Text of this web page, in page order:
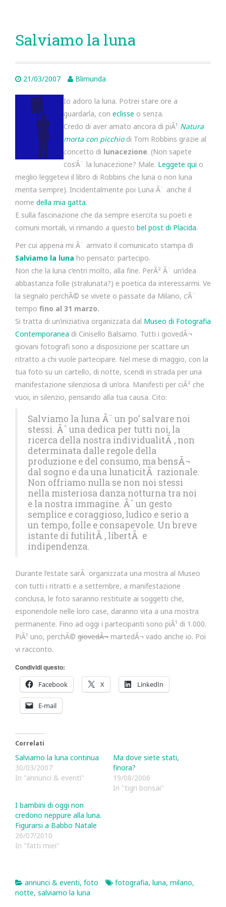
Salviamo la luna
21/03/2007 Blimunda
Io adoro la luna. Potrei stare ore a
guardarla, con eclisse o senza.
Credo di aver amato ancora di piÃ¹ Natura
morta con picchiodi Tom Robbins grazie al
concetto di lunacezione. (Non sapete
cos’Ã¨ la lunacezione? Male. Leggete qui o
meglio leggetevi il libro di Robbins che luna o non luna
merita sempre). Incidentalmente poi Luna Ã¨ anche il
nome della mia gatta.
E sulla fascinazione che da sempre esercita su poeti e
comuni mortali, vi rimando a questo bel post di Placida.
Per cui appena mi Ã¨ arrivato il comunicato stampa di
Salviamo la luna ho pensato: partecipo.
Non che la luna c’entri molto, alla fine. PerÃ² Ã¨ un’idea
abbastanza folle (stralunata?) e poetica da interessarmi. Ve
la segnalo perchÃ© se vivete o passate da Milano, c’Ã¨
tempo fino al 31 marzo.
Si tratta di un’iniziativa organizzata dal Museo di Fotografia
Contemporanea di Cinisello Balsamo. Tutti i giovedÃ¬
giovani fotografi sono a disposizione per scattare un
ritratto a chi vuole partecipare. Nel mese di maggio, con la
tua foto su un cartello, di notte, scendi in strada per una
manifestazione silenziosa di un’ora. Manifesti per ciÃ² che
vuoi, in silenzio, pensando alla tua causa. Cito:
Salviamo la luna Ã¨ un po’ salvare noi
stessi. Ãˆ una dedica per tutti noi, la
ricerca della nostra individualitÃ , non
determinata dalle regole della
produzione e del consumo, ma bensÃ¬
dal sogno e da una lunaticitÃ razionale.
Non offriamo nulla se non noi stessi
nella misteriosa danza notturna tra noi
e la nostra immagine. Ãˆ un gesto
semplice e coraggioso, ludico e serio a
un tempo, folle e consapevole. Un breve
istante di futilitÃ , libertÃ e
indipendenza.
Durante l’estate sarÃ organizzata una mostra al Museo
con tutti i ritratti e a settembre, a manifestazione
conclusa, le foto saranno restituite ai soggetti che,
esponendole nelle loro case, daranno vita a una mostra
permanente. Fino ad oggi i partecipanti sono piÃ¹ di 1.000.
PiÃ¹ uno, perchÃ© giovedÃ¬ martedÃ¬ vado anche io. Poi
vi racconto.
Condividi questo:
Facebook
X LinkedIn
E-mail
Correlati
Salviamo la luna continua
30/03/2007
In "annunci & eventi"
Ma dove siete stati,
finora?
19/08/2006
In "tigri bonsai"
I bambini di oggi non
credono neppure alla luna.
Figurarsi a Babbo Natale
26/07/2010
In "fatti miei"
annunci & eventi, foto fotografia, luna, milano,
notte, salviamo la luna